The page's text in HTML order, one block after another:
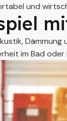
und
im Bad